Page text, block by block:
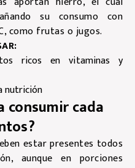
su consumo con
como frutas o jugos.
ricos en vitaminas y
nutrición
consumir cada
estar presentes todos
aunque en porciones